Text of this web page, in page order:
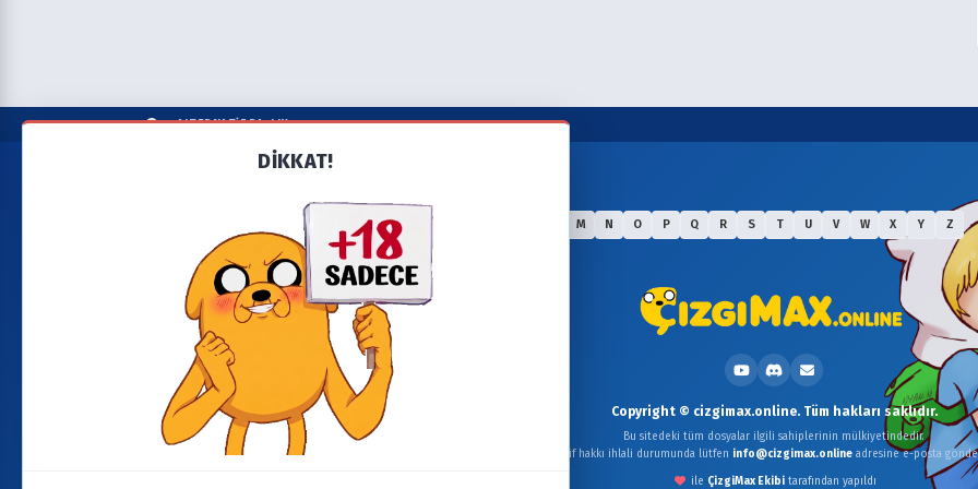
DİKKAT!
ALTERNATİF BAŞLIK
F M N O P Q R S T U V W X Y Z
YARDIM
Bize Ulaşın
Şartlar & Koşullar &
Gizlilik & Çerez
Politikası
Dizi/Film Talebi
BAĞLANTI
Yeni Eklenenler
Son Bölümleri
Yüklenenler
Devam Eden Seriler
Takvim
Güncellemeler
Copyright © cizgimax.online. Tüm hakları saklıdır.
Bu sitedeki tüm dosyalar ilgili sahiplerinin mülkiyetindedir.
Telif hakkı ihlali durumunda lütfen info@cizgimax.onlineadresine e-posta
ile ÇizgiMax Ekibitarafından yapıldı